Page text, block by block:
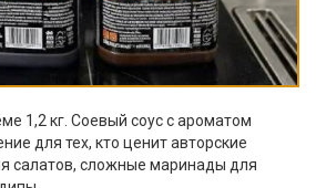
1,2 кг. Соевый соус с ароматом
для тех, кто ценит авторские
салатов, сложные маринады для